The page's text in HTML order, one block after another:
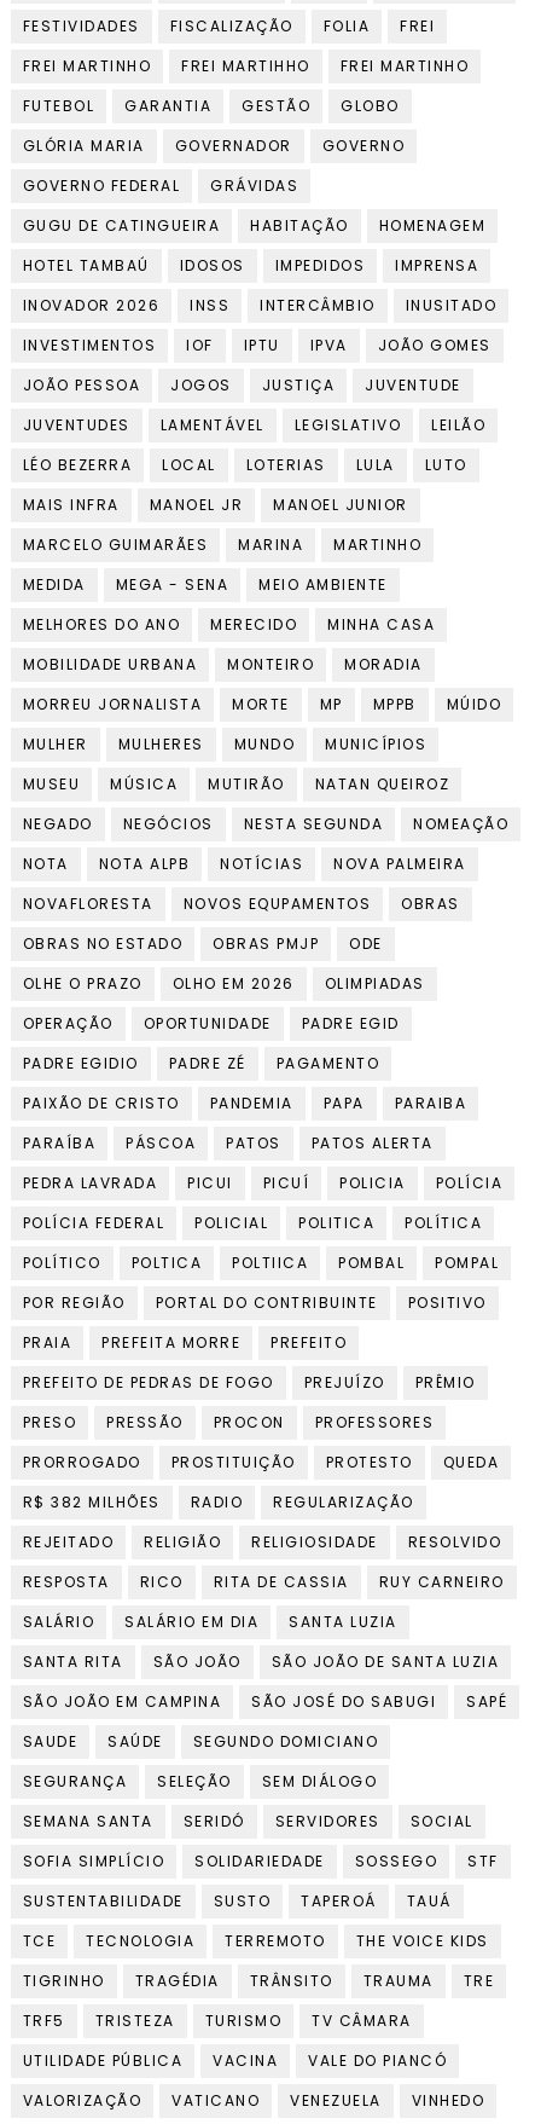
FESTIVIDADES
FISCALIZAÇÃO FOLIA
FREI
FREI MARTINHO
FREI MARTIHHO
FREI MARTINHO
FUTEBOL
GARANTIA GESTÃO
GLOBO
GLÓRIA MARIA
GOVERNADOR
GOVERNO
GOVERNO FEDERAL
GRÁVIDAS
GUGU DE CATINGUEIRA
HABITAÇÃO
HOMENAGEM
HOTEL TAMBAÚ
IDOSOS IMPEDIDOS
IMPRENSA
INOVADOR 2026
INSS INTERCÂMBIO
INUSITADO
INVESTIMENTOS
IOF IPTU IPVA
JOÃO GOMES
JOÃO PESSOA
JOGOS JUSTIÇA
JUVENTUDE
JUVENTUDES
LAMENTÁVEL LEGISLATIVO
LEILÃO
LÉO BEZERRA
LOCAL LOTERIAS LULA
LUTO
MAIS INFRA
MANOEL JR
MANOEL JUNIOR
MARCELO GUIMARÃES
MARINA
MARTINHO
MEDIDA
MEGA - SENA
MEIO AMBIENTE
MELHORES DO ANO
MERECIDO
MINHA CASA
MOBILIDADE URBANA
MONTEIRO
MORADIA
MORREU JORNALISTA
MORTE MP MPPB
MÚIDO
MULHER
MULHERES MUNDO
MUNICÍPIOS
MUSEU
MÚSICA MUTIRÃO
NATAN QUEIROZ
NEGADO
NEGÓCIOS NESTA SEGUNDA
NOMEAÇÃO
NOTA
NOTA ALPB NOTÍCIAS
NOVA PALMEIRA
NOVAFLORESTA
NOVOS EQUPAMENTOS
OBRAS
OBRAS NO ESTADO
OBRAS PMJP
ODE
OLHE O PRAZO
OLHO EM 2026
OLIMPIADAS
OPERAÇÃO
OPORTUNIDADE
PADRE EGID
PADRE EGIDIO
PADRE ZÉ
PAGAMENTO
PAIXÃO DE CRISTO
PANDEMIA PAPA
PARAIBA
PARAÍBA
PÁSCOA PATOS
PATOS ALERTA
PEDRA LAVRADA
PICUI PICUÍ POLICIA
POLÍCIA
POLÍCIA FEDERAL
POLICIAL POLITICA
POLÍTICA
POLÍTICO
POLTICA POLTIICA POMBAL
POMPAL
POR REGIÃO
PORTAL DO CONTRIBUINTE
POSITIVO
PRAIA
PREFEITA MORRE
PREFEITO
PREFEITO DE PEDRAS DE FOGO
PREJUÍZO
PRÊMIO
PRESO
PRESSÃO PROCON
PROFESSORES
PRORROGADO
PROSTITUIÇÃO PROTESTO
QUEDA
R$ 382 MILHÕES
RADIO
REGULARIZAÇÃO
REJEITADO
RELIGIÃO RELIGIOSIDADE
RESOLVIDO
RESPOSTA
RICO RITA DE CASSIA
RUY CARNEIRO
SALÁRIO
SALÁRIO EM DIA
SANTA LUZIA
SANTA RITA
SÃO JOÃO
SÃO JOÃO DE SANTA LUZIA
SÃO JOÃO EM CAMPINA
SÃO JOSÉ DO SABUGI
SAPÉ
SAUDE
SAÚDE
SEGUNDO DOMICIANO
SEGURANÇA
SELEÇÃO
SEM DIÁLOGO
SEMANA SANTA
SERIDÓ SERVIDORES
SOCIAL
SOFIA SIMPLÍCIO
SOLIDARIEDADE SOSSEGO
STF
SUSTENTABILIDADE
SUSTO TAPEROÁ
TAUÁ
TCE
TECNOLOGIA TERREMOTO
THE VOICE KIDS
TIGRINHO
TRAGÉDIA TRÂNSITO TRAUMA
TRE
TRF5
TRISTEZA TURISMO
TV CÂMARA
UTILIDADE PÚBLICA
VACINA
VALE DO PIANCÓ
VALORIZAÇÃO
VATICANO VENEZUELA VINHEDO